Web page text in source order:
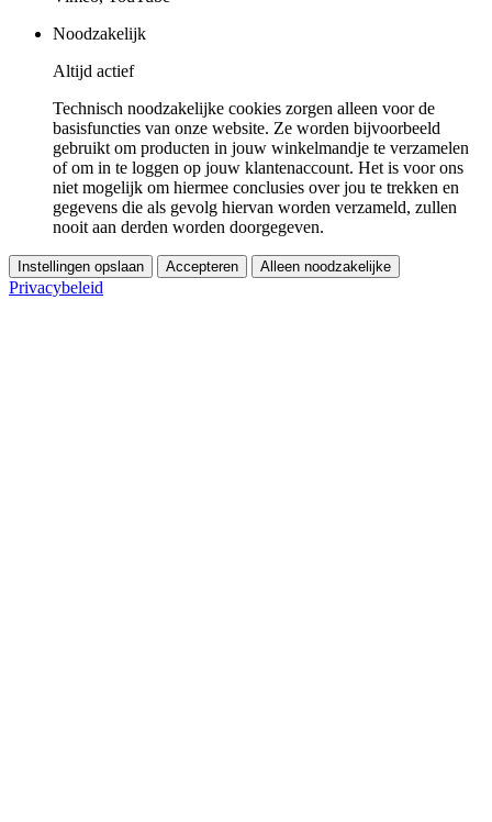
Noodzakelijk
Altijd actief
Technisch noodzakelijke cookies zorgen alleen voor de
basisfuncties van onze website. Ze worden bijvoorbeeld
gebruikt om producten in jouw winkelmandje te verzamelen
of om in te loggen op jouw klantenaccount. Het is voor ons
niet mogelijk om hiermee conclusies over jou te trekken en
gegevens die als gevolg hiervan worden verzameld, zullen
nooit aan derden worden doorgegeven.
Instellingen opslaan Accepteren Alleen noodzakelijke
Privacybeleid